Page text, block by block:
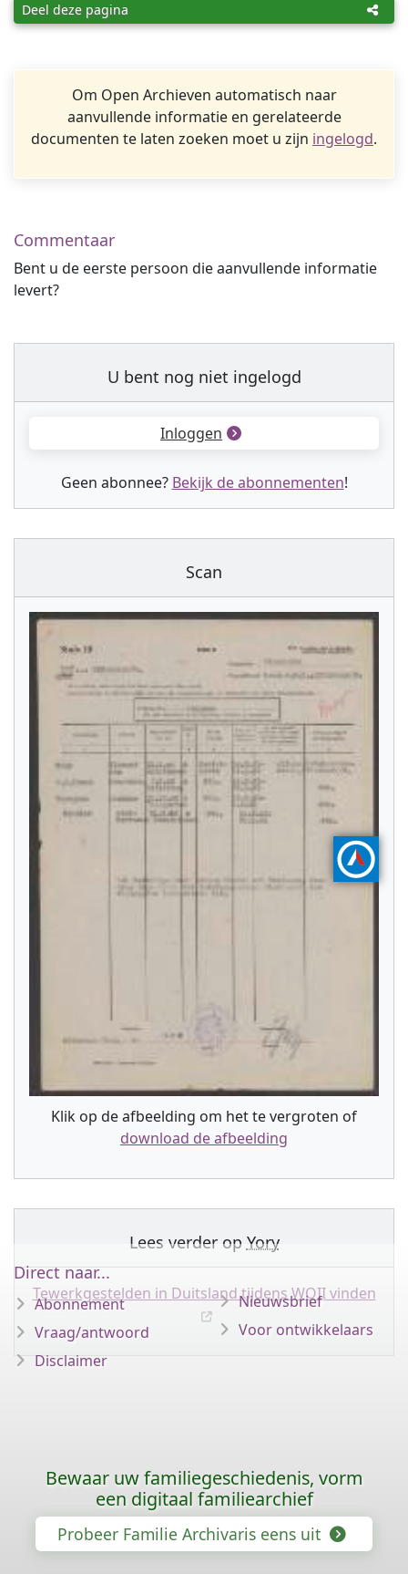
Deel deze pagina
Om Open Archieven automatisch naar
aanvullende informatie en gerelateerde
documenten te laten zoeken moet u zijn ingelogd.
Commentaar
Bent u de eerste persoon die aanvullende informatie
levert?
U bent nog niet ingelogd
Inloggen
Geen abonnee? Bekijk de abonnementen!
Scan
Klik op de afbeelding om het te vergroten of
download de afbeelding
Lees verder op Yory
Tewerkgestelden in Duitsland tijdens WOII vinden
Direct naar...
Abonnement
Vraag/antwoord
Disclaimer
Nieuwsbrief
Voor ontwikkelaars
Bewaar uw familiegeschiedenis, vorm
een digitaal familiearchief
Probeer Familie Archivaris eens uit